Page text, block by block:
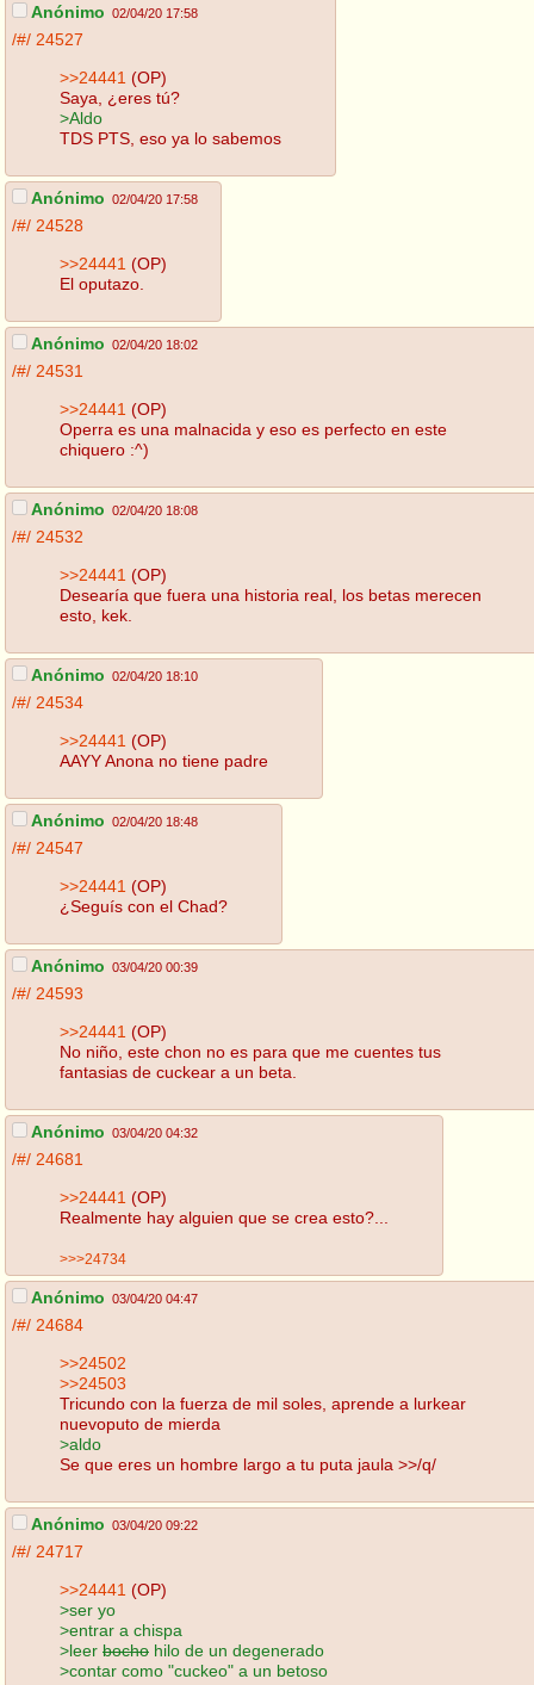
Anónimo 02/04/20 17:58
/#/ 24527
>>24441 (OP)
Saya, ¿eres tú?
>Aldo
TDS PTS, eso ya lo sabemos
Anónimo 02/04/20 17:58
/#/ 24528
>>24441 (OP)
El oputazo.
Anónimo 02/04/20 18:02
/#/ 24531
>>24441 (OP)
Operra es una malnacida y eso es perfecto en este
chiquero :^)
Anónimo 02/04/20 18:08
/#/ 24532
>>24441 (OP)
Desearía que fuera una historia real, los betas merecen
esto, kek.
Anónimo 02/04/20 18:10
/#/ 24534
>>24441 (OP)
AAYY Anona no tiene padre
Anónimo 02/04/20 18:48
/#/ 24547
>>24441 (OP)
¿Seguís con el Chad?
Anónimo 03/04/20 00:39
/#/ 24593
>>24441 (OP)
No niño, este chon no es para que me cuentes tus
fantasias de cuckear a un beta.
Anónimo 03/04/20 04:32
/#/ 24681
>>24441 (OP)
Realmente hay alguien que se crea esto?...
>>>24734
Anónimo 03/04/20 04:47
/#/ 24684
>>24502
>>24503
Tricundo con la fuerza de mil soles, aprende a lurkear
nuevoputo de mierda
>aldo
Se que eres un hombre largo a tu puta jaula >>/q/
Anónimo 03/04/20 09:22
/#/ 24717
>>24441 (OP)
>ser yo
>entrar a chispa
>leer bocho hilo de un degenerado
>contar como "cuckeo" a un betoso